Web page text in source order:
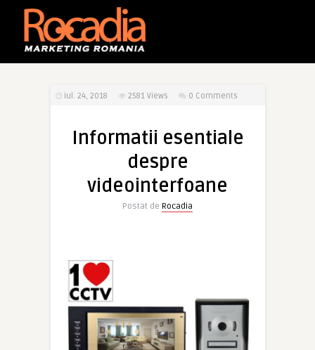
iul. 24, 2018 2581 Views 0 Comments
Informatii esentiale
despre
videointerfoane
Postat de Rocadia